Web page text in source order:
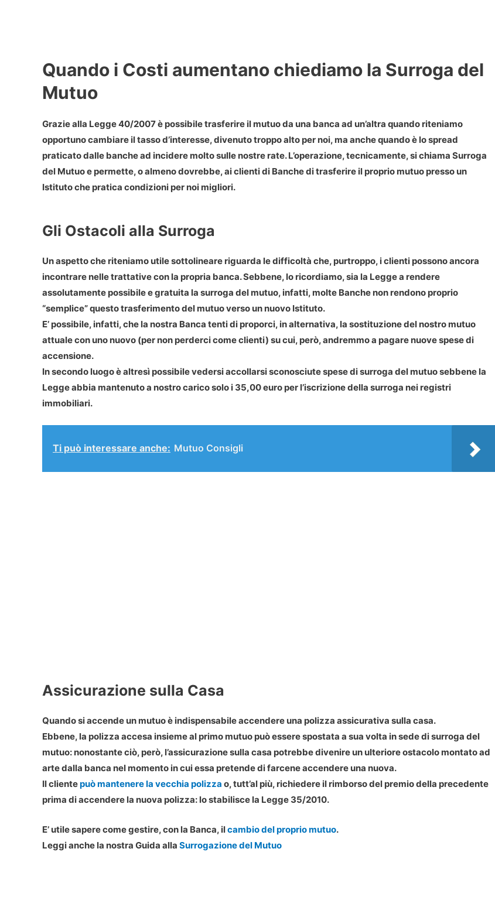
Quando i Costi aumentano chiediamo la Surroga del
Mutuo
Grazie alla Legge 40/2007 è possibile trasferire il mutuo da una banca ad un’altra quando riteniamo
opportuno cambiare il tasso d’interesse, divenuto troppo alto per noi, ma anche quando è lo spread
praticato dalle banche ad incidere molto sulle nostre rate. L’operazione, tecnicamente, si chiama Surroga
del Mutuo e permette, o almeno dovrebbe, ai clienti di Banche di trasferire il proprio mutuo presso un
Istituto che pratica condizioni per noi migliori.
Gli Ostacoli alla Surroga
Un aspetto che riteniamo utile sottolineare riguarda le difficoltà che, purtroppo, i clienti possono ancora
incontrare nelle trattative con la propria banca. Sebbene, lo ricordiamo, sia la Legge a rendere
assolutamente possibile e gratuita la surroga del mutuo, infatti, molte Banche non rendono proprio
“semplice” questo trasferimento del mutuo verso un nuovo Istituto.
E’ possibile, infatti, che la nostra Banca tenti di proporci, in alternativa, la sostituzione del nostro mutuo
attuale con uno nuovo (per non perderci come clienti) su cui, però, andremmo a pagare nuove spese di
accensione.
In secondo luogo è altresì possibile vedersi accollarsi sconosciute spese di surroga del mutuo sebbene la
Legge abbia mantenuto a nostro carico solo i 35,00 euro per l’iscrizione della surroga nei registri
immobiliari.
Ti può interessare anche: Mutuo Consigli
Assicurazione sulla Casa
Quando si accende un mutuo è indispensabile accendere una polizza assicurativa sulla casa.
Ebbene, la polizza accesa insieme al primo mutuo può essere spostata a sua volta in sede di surroga del
mutuo: nonostante ciò, però, l’assicurazione sulla casa potrebbe divenire un ulteriore ostacolo montato ad
arte dalla banca nel momento in cui essa pretende di farcene accendere una nuova.
Il clientepuò mantenere la vecchia polizza o, tutt’al più, richiedere il rimborso del premio della precedente
prima di accendere la nuova polizza: lo stabilisce la Legge 35/2010.
E’ utile sapere come gestire, con la Banca, ilcambio del proprio mutuo.
Leggi anche la nostra Guida alla Surrogazione del Mutuo